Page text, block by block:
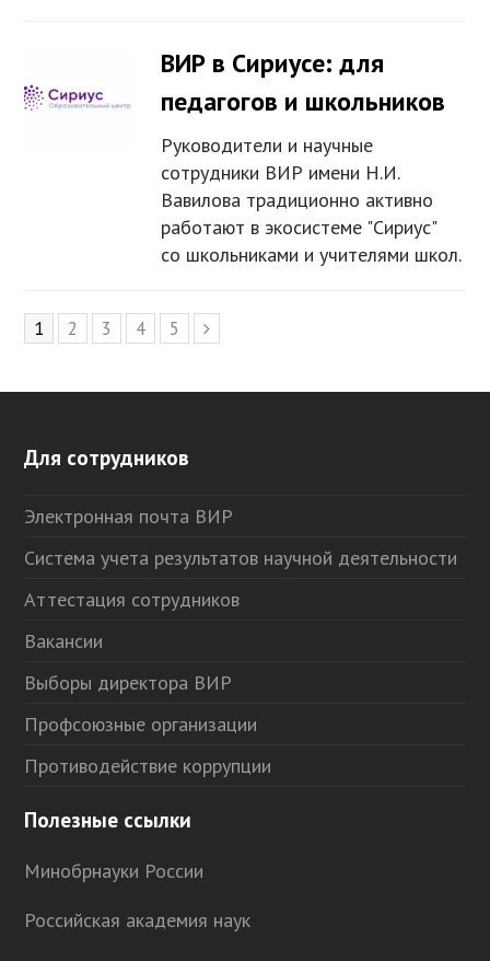
ВИР в Сириусе: для
педагогов и школьников
Руководители и научные
сотрудники ВИР имени Н.И.
Вавилова традиционно активно
работают в экосистеме "Сириус"
со школьниками и учителями школ.
Page
1 Page
2 Page
3 Page
4 Page
5
Для сотрудников
Электронная почта ВИР
Система учета результатов научной деятельности
Аттестация сотрудников
Вакансии
Выборы директора ВИР
Профсоюзные организации
Противодействие коррупции
Полезные ссылки
Минобрнауки России
Российская академия наук